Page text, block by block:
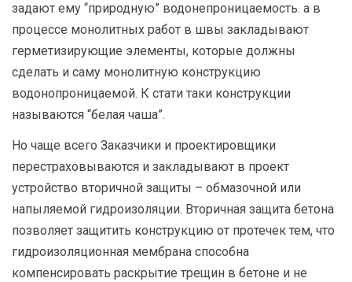
задают ему “природную” водонепроницаемость. а в
процессе монолитных работ в швы закладывают
герметизирующие элементы, которые должны
сделать и саму монолитную конструкцию
водонопроницаемой. К стати таки конструкции
называются “белая чаша”.
Но чаще всего Заказчики и проектировщики
перестраховываются и закладывают в проект
устройство вторичной защиты – обмазочной или
напыляемой гидроизоляции. Вторичная защита бетона
позволяет защитить конструкцию от протечек тем, что
гидроизоляционная мембрана способна
компенсировать раскрытие трещин в бетоне и не